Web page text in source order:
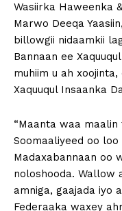
Wasiirka Haweenka
Marwo Deeqa
billowgii nidaamkii
Bannaan ee
muhiim u ah
Xaquuqul Insaanka
“Maanta waa
Soomaaliyeed oo loo
Madaxabannaan oo
noloshooda. Wallow
amniga, gaajada iyo
Federaaka waxey